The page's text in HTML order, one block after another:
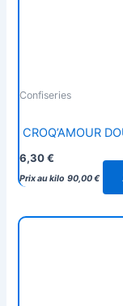
Confiseries
CROQ’AMOUR
6,30€
Prix au kilo 90,00€